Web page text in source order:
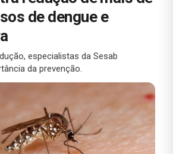
de dengue e
especialistas da Sesab
da prevenção.